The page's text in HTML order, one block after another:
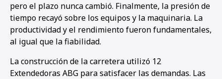
pero el plazo nunca cambió. Finalmente, la presión de
tiempo recayó sobre los equipos y la maquinaria. La
productividad y el rendimiento fueron fundamentales,
al igual que la fiabilidad.
La construcción de la carretera utilizó 12
Extendedoras ABG para satisfacer las demandas. Las